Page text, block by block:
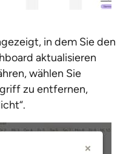
in dem Sie den
aktualisieren
wählen Sie
zu entfernen,